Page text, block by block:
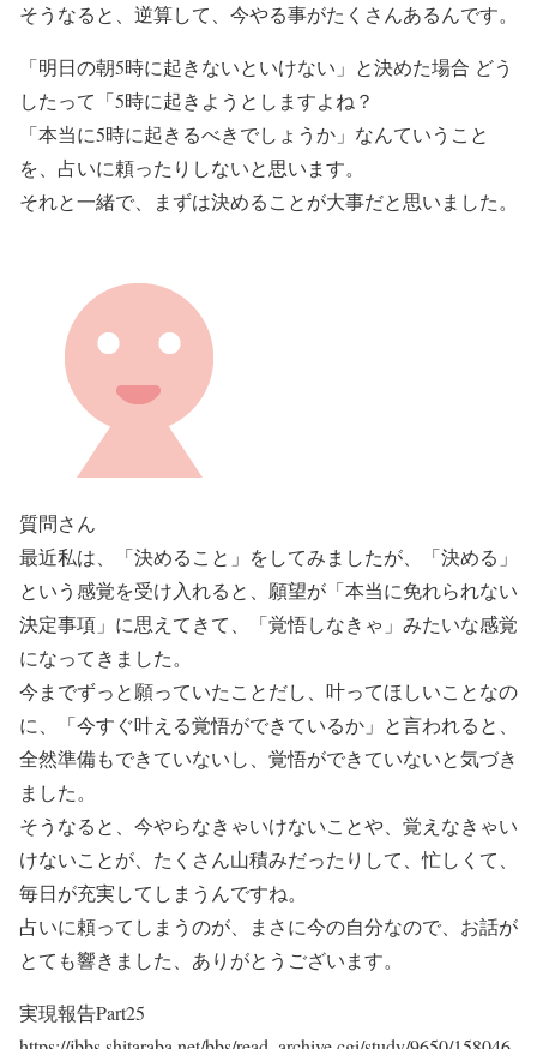
そうなると、逆算して、今やる事がたくさんあるんです。
「明日の朝5時に起きないといけない」と決めた場合 どう
したって「5時に起きようとしますよね？
「本当に5時に起きるべきでしょうか」なんていうこと
を、占いに頼ったりしないと思います。
それと一緒で、まずは決めることが大事だと思いました。
質問さん
最近私は、「決めること」をしてみましたが、「決める」
という感覚を受け入れると、願望が「本当に免れられない
決定事項」に思えてきて、「覚悟しなきゃ」みたいな感覚
になってきました。
今までずっと願っていたことだし、叶ってほしいことなの
に、「今すぐ叶える覚悟ができているか」と言われると、
全然準備もできていないし、覚悟ができていないと気づき
ました。
そうなると、今やらなきゃいけないことや、覚えなきゃい
けないことが、たくさん山積みだったりして、忙しくて、
毎日が充実してしまうんですね。
占いに頼ってしまうのが、まさに今の自分なので、お話が
とても響きました、ありがとうございます。
実現報告Part25